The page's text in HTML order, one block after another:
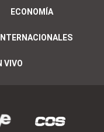
ECONOMÍA
INTERNACIONALES
VIVO